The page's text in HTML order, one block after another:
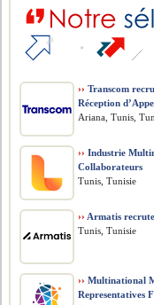
›› Transcom
Réception
Ariana, Tunis,
›› Industrie
Collaborateurs
Tunis, Tunisie
›› Armatis
Tunis, Tunisie
›› Multinational
Representatives